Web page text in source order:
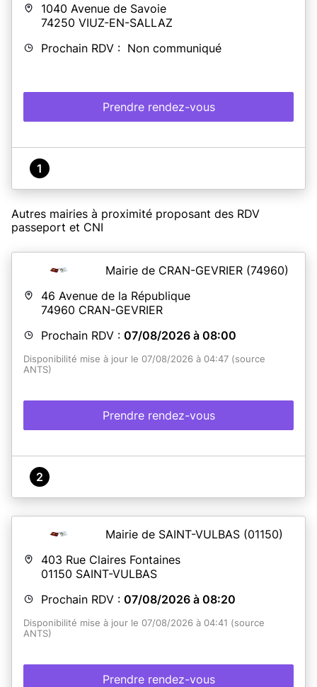
1040 Avenue de Savoie
74250 VIUZ-EN-SALLAZ
Prochain RDV : Non communiqué
Prendre rendez-vous
1
Autres mairies à proximité proposant des RDV
passeport et CNI
Mairie de CRAN-GEVRIER (74960)
46 Avenue de la République
74960 CRAN-GEVRIER
Prochain RDV : 07/08/2026 à 08:00
Disponibilité mise à jour le 07/08/2026 à 04:47 (source
ANTS)
Prendre rendez-vous
2
Mairie de SAINT-VULBAS (01150)
403 Rue Claires Fontaines
01150 SAINT-VULBAS
Prochain RDV : 07/08/2026 à 08:20
Disponibilité mise à jour le 07/08/2026 à 04:41 (source
ANTS)
Prendre rendez-vous